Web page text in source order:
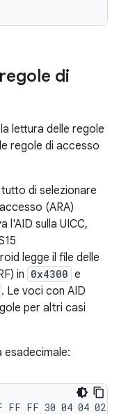
di
lettura delle regole
regole di accesso
di selezionare
(ARA)
l'AID sulla UICC,
legge il file delle
in 0x4300 e
. Le voci con AID
per altri casi
esadecimale: